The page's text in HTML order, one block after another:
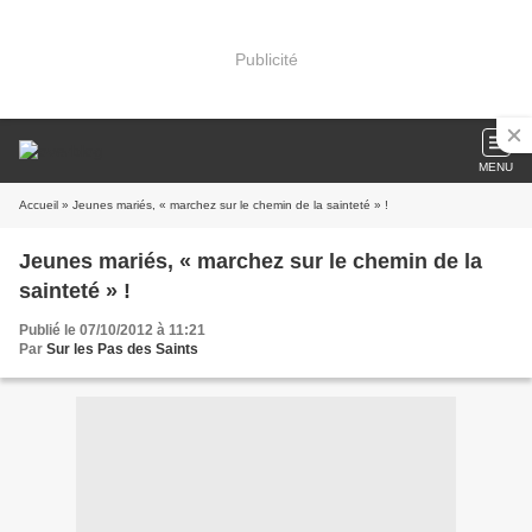
Publicité
MENU
Accueil » Jeunes mariés, « marchez sur le chemin de la sainteté » !
Jeunes mariés, « marchez sur le chemin de la
sainteté » !
Publié le 07/10/2012 à 11:21
Par Sur les Pas des Saints